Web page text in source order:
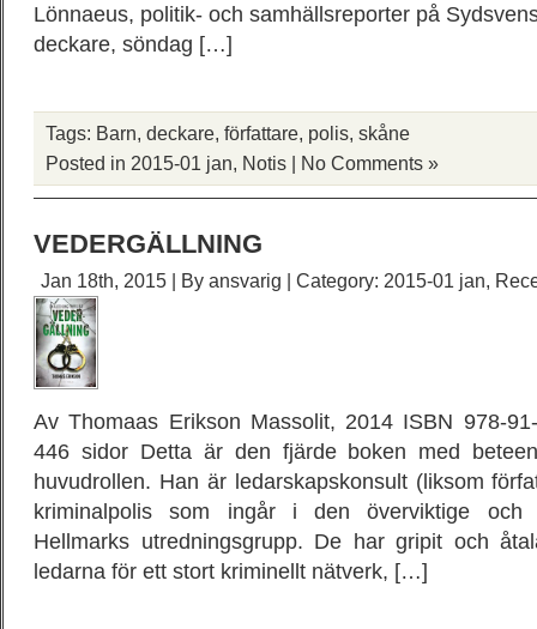
Lönnaeus, politik- och samhällsreporter på
deckare, söndag […]
Tags: Barn deckare författare polis skåne
Posted in 2015-01 jan Notis | No Comments »
VEDERGÄLLNING
Jan 18th, 2015 | By ansvarig | Category: 2015-01 jan
Av Thomaas Erikson Massolit, 2014 ISBN 978-
446 sidor Detta är den fjärde boken med
huvudrollen. Han är ledarskapskonsult (liksom
kriminalpolis som ingår i den överviktige och
Hellmarks utredningsgrupp. De har gripit och
ledarna för ett stort kriminellt nätverk, […]